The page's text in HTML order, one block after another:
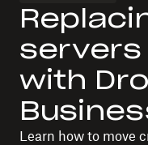
servers
with
Learn how to move